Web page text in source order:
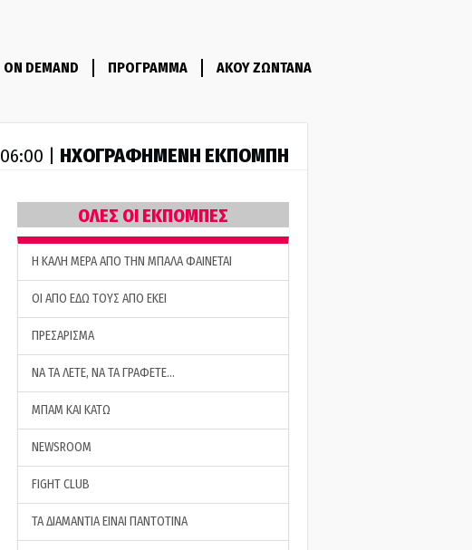
ON DEMAND ΠΡΟΓΡΑΜΜΑ ΑΚΟΥ ΖΩΝΤΑΝΑ
| ΗΧΟΓΡΑΦΗΜΕΝΗ ΕΚΠΟΜΠΗ
ΟΛΕΣ ΟΙ ΕΚΠΟΜΠΕΣ
H ΚΑΛΗ ΜΕΡΑ ΑΠΟ ΤΗΝ ΜΠΑΛΑ ΦΑΙΝΕΤΑΙ
ΟΙ ΑΠΟ ΕΔΩ ΤΟΥΣ ΑΠΟ ΕΚΕΙ
ΠΡΕΣΑΡΙΣΜΑ
ΝΑ ΤΑ ΛΕΤΕ, ΝΑ ΤΑ ΓΡΑΦΕΤΕ…
ΜΠΑΜ ΚΑΙ ΚΑΤΩ
NEWSROOM
FIGHT CLUB
ΤΑ ΔΙΑΜΑΝΤΙΑ ΕΙΝΑΙ ΠΑΝΤΟΤΙΝΑ